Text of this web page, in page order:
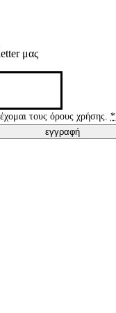
μας
τους όρους χρήσης.*
εγγραφή